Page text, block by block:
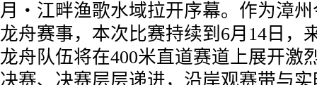
月・江畔渔歌水域拉开序幕。作为漳
龙舟赛事，本次比赛持续到6月14日，
龙舟队伍将在400米直道赛道上展开激
决赛、决赛层层递进，沿岸观赛带与